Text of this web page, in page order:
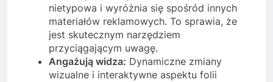
nietypowa i wyróżnia się spośród innych
materiałów reklamowych. To sprawia, że
jest skutecznym narzędziem
przyciągającym uwagę.
Angażują widza: Dynamiczne zmiany
wizualne i interaktywne aspektu folii